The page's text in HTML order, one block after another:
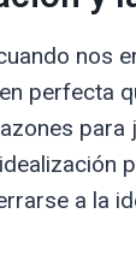
nos
perfecta
para
a la